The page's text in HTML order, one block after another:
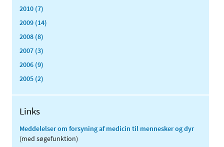
2010 (7)
2009 (14)
2008 (8)
2007 (3)
2006 (9)
2005 (2)
Links
Meddelelser om forsyning af medicin til mennesker og dyr
(med søgefunktion)